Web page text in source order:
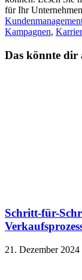
für Ihr
Kampagnen,
Das könnte dir
Schritt-für-
21. Dezember 2024